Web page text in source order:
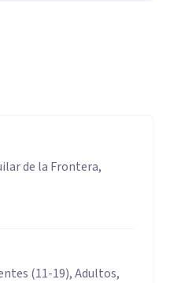
oncológicas…etc).
en Psicología de la Salud
y Responsable
de la Frontera,
(11-19), Adultos,